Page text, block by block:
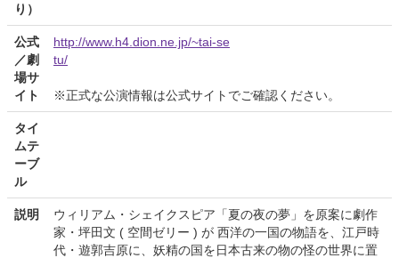
り）
公式
／劇
場サ
イト
http://www.h4.dion.ne.jp/~tai-se
tu/
※正式な公演情報は公式サイトでご確認ください。
タイ
ムテ
ーブ
ル
説明
ウィリアム・シェイクスピア「夏の夜の夢」を原案に劇作
家・坪田文 ( 空間ゼリー ) が 西洋の一国の物語を、江戸時
代・遊郭吉原に、妖精の国を日本古来の物の怪の世界に置